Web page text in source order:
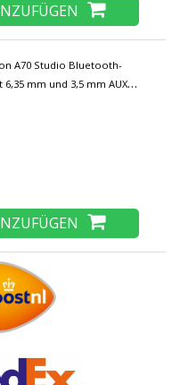
A70 Studio Bluetooth-
mm und 3,5 mm AUX-
mit Mikrofon-DJ-